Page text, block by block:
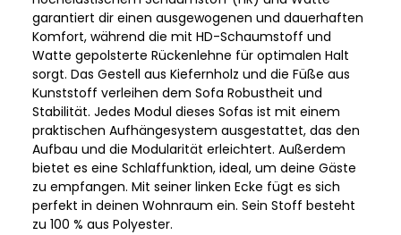
garantiert dir einen ausgewogenen und dauerhaften
Komfort, während die mit HD-Schaumstoff und
Watte gepolsterte Rückenlehne für optimalen Halt
sorgt. Das Gestell aus Kiefernholz und die Füße aus
Kunststoff verleihen dem Sofa Robustheit und
Stabilität. Jedes Modul dieses Sofas ist mit einem
praktischen Aufhängesystem ausgestattet, das den
Aufbau und die Modularität erleichtert. Außerdem
bietet es eine Schlaffunktion, ideal, um deine Gäste
zu empfangen. Mit seiner linken Ecke fügt es sich
perfekt in deinen Wohnraum ein. Sein Stoff besteht
zu 100 % aus Polyester.